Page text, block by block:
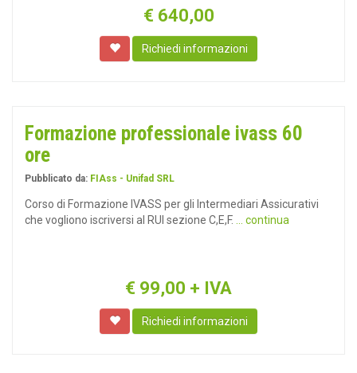
€ 640,00
Richiedi informazioni
Formazione professionale ivass 60
ore
Pubblicato da: FIAss - Unifad SRL
Corso di Formazione IVASS per gli Intermediari Assicurativi
che vogliono iscriversi al RUI sezione C,E,F.
... continua
€ 99,00 + IVA
Richiedi informazioni